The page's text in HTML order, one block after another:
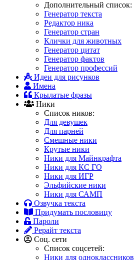
Дополнительный список:
Генератор текста
Редактор ника
Генератор стран
Клички для животных
Генератор цитат
Генератор фактов
Генератор профессий
Идеи для рисунков
Имена
Крылатые фразы
Ники
Список ников:
Для девушек
Для парней
Смешные ники
Крутые ники
Ники для Майнкрафта
Ники для КС ГО
Ники для ИГР
Эльфийские ники
Ники для САМП
Озвучка текста
Придумать пословицу
Пароли
Рерайт текста
Соц. сети
Список соцсетей:
Ники для одноклассников